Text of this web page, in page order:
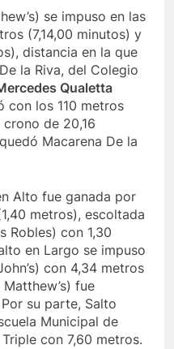
se impuso en las
(7,14,00 minutos) y
distancia en la que
la Riva, del Colegio
Qualetta
con los 110 metros
de 20,16
Macarena De la
Alto fue ganada por
metros), escoltada
Robles) con 1,30
en Largo se impuso
con 4,34 metros
fue
su parte, Salto
Municipal de
con 7,60 metros.